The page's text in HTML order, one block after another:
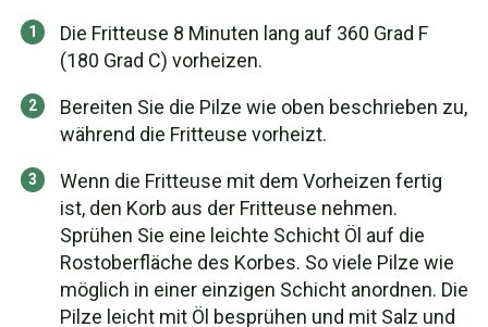
Die Fritteuse 8 Minuten lang auf 360 Grad F
(180 Grad C) vorheizen.
Bereiten Sie die Pilze wie oben beschrieben zu,
während die Fritteuse vorheizt.
Wenn die Fritteuse mit dem Vorheizen fertig
ist, den Korb aus der Fritteuse nehmen.
Sprühen Sie eine leichte Schicht Öl auf die
Rostoberfläche des Korbes. So viele Pilze wie
möglich in einer einzigen Schicht anordnen. Die
Pilze leicht mit Öl besprühen und mit Salz und